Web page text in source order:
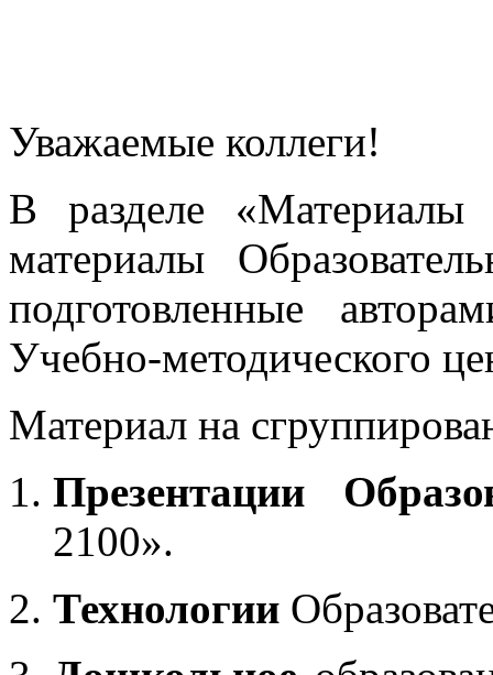
Уважаемые коллеги!
В разделе «Материалы
материалы
подготовленные
Учебно-методического
Материал на
Презентации
2100».
Технологии